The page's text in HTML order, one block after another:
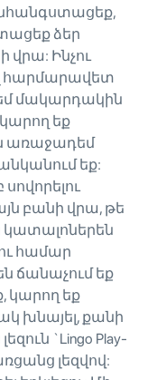
ձեր
վրա: Ինչու
հարմարավետ
մակարդակին
կարող եք
առաջադեմ
եք:
բանի վրա, թե
կատալոներեն
համար
ճանաչում եք
կարող եք
խնայել, քանի
`Lingo Play-
լեզվով: